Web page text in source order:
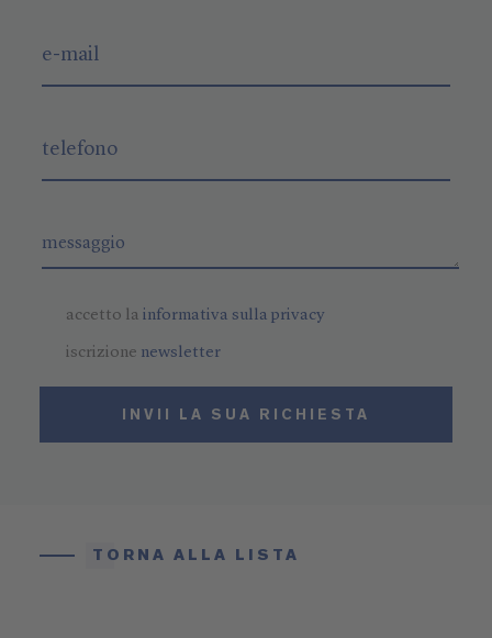
accetto lainformativa sulla privacy
iscrizione newsletter
INVII LA SUA RICHIESTA
TORNA ALLA LISTA